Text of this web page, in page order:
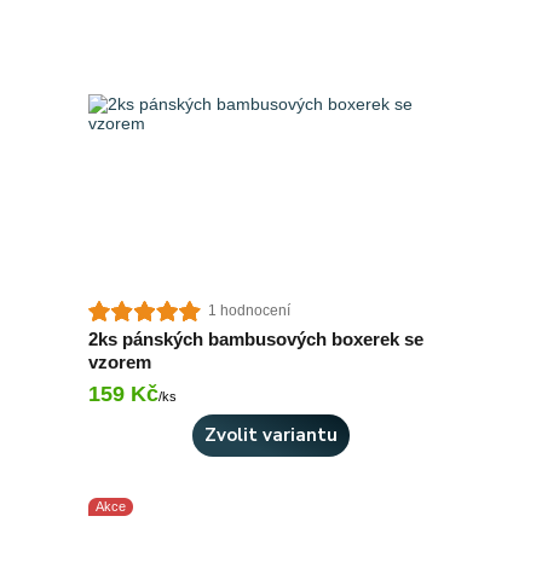
1 hodnocení
2ks pánských bambusových boxerek se
vzorem
159 Kč/ks
Zvolit variantu
Akce